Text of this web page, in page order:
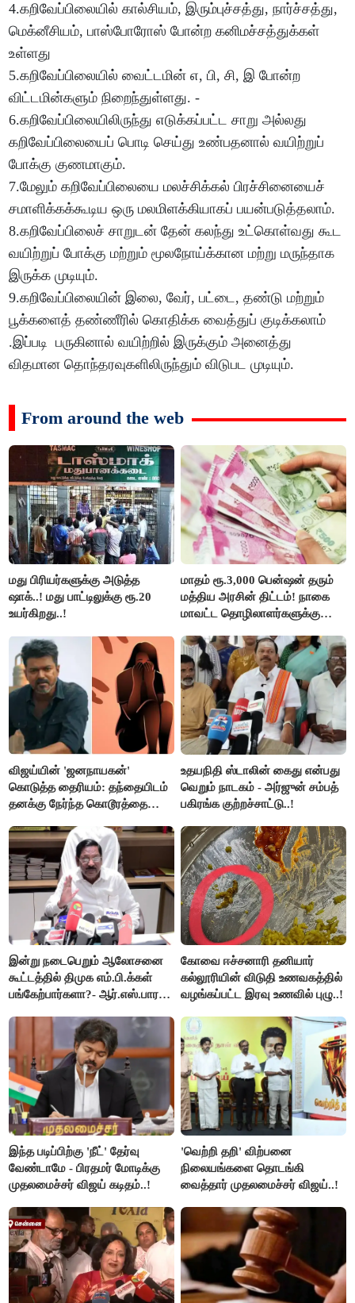
4.கறிவேப்பிலையில் கால்சியம், இரும்புச்சத்து, நார்ச்சத்து,
மெக்னீசியம், பாஸ்போரோஸ் போன்ற கனிமச்சத்துக்கள்
உள்ளது
5.கறிவேப்பிலையில் வைட்டமின் எ, பி, சி, இ போன்ற
விட்டமின்களும் நிறைந்துள்ளது. -
6.கறிவேப்பிலையிலிருந்து எடுக்கப்பட்ட சாறு அல்லது
கறிவேப்பிலையைப் பொடி செய்து உண்பதனால் வயிற்றுப்
போக்கு குணமாகும்.
7.மேலும் கறிவேப்பிலையை மலச்சிக்கல் பிரச்சினையைச்
சமாளிக்கக்கூடிய ஒரு மலமிளக்கியாகப் பயன்படுத்தலாம்.
8.கறிவேப்பிலைச் சாறுடன் தேன் கலந்து உட்கொள்வது கூட
வயிற்றுப் போக்கு மற்றும் மூலநோய்க்கான மற்று மருந்தாக
இருக்க முடியும்.
9.கறிவேப்பிலையின் இலை, வேர், பட்டை, தண்டு மற்றும்
பூக்களைத் தண்ணீரில் கொதிக்க வைத்துப் குடிக்கலாம்
.இப்படி பருகினால் வயிற்றில் இருக்கும் அனைத்து
விதமான தொந்தரவுகளிலிருந்தும் விடுபட முடியும்.
From around the web
மது பிரியர்களுக்கு அடுத்த
ஷாக்..! மது பாட்டிலுக்கு ரூ.20
உயர்கிறது..!
மாதம் ரூ.3,000 பென்ஷன் தரும்
மத்திய அரசின் திட்டம்! நாகை
மாவட்ட தொழிலாளர்களுக்கு
செய்தி!
விஜய்யின் 'ஜனநாயகன்'
கொடுத்த தைரியம்: தந்தையிடம்
தனக்கு நேர்ந்த கொடூரத்தை
உதயநிதி ஸ்டாலின் கைது என்பது
வெறும் நாடகம் - அர்ஜுன் சம்பத்
பகிரங்க குற்றச்சாட்டு..!
இன்று நடைபெறும் ஆலோசனை
கூட்டத்தில் திமுக எம்.பி.க்கள்
பங்கேற்பார்களா?- ஆர்.எஸ்.பாரதி
கோவை ஈச்சனாரி தனியார்
கல்லூரியின் விடுதி உணவகத்தில்
வழங்கப்பட்ட இரவு உணவில் புழு..!
இந்த படிப்பிற்கு 'நீட்' தேர்வு
வேண்டாமே - பிரதமர் மோடிக்கு
முதலமைச்சர் விஜய் கடிதம்..!
'வெற்றி தறி' விற்பனை
நிலையங்களை தொடங்கி
வைத்தார் முதலமைச்சர் விஜய்..!